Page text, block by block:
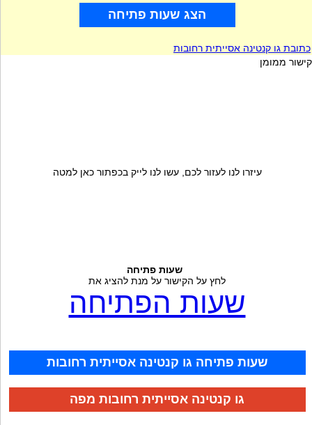
הצג שעות פתיחה
כתובת גו קנטינה אסייתית רחובות
קישור ממומן
עיזרו לנו לעזור לכם, עשו לנו לייק בכפתור כאן למטה
שעות פתיחה
לחץ על הקישור על מנת להציג את
שעות הפתיחה
שעות פתיחה גו קנטינה אסייתית רחובות
גו קנטינה אסייתית רחובות מפה